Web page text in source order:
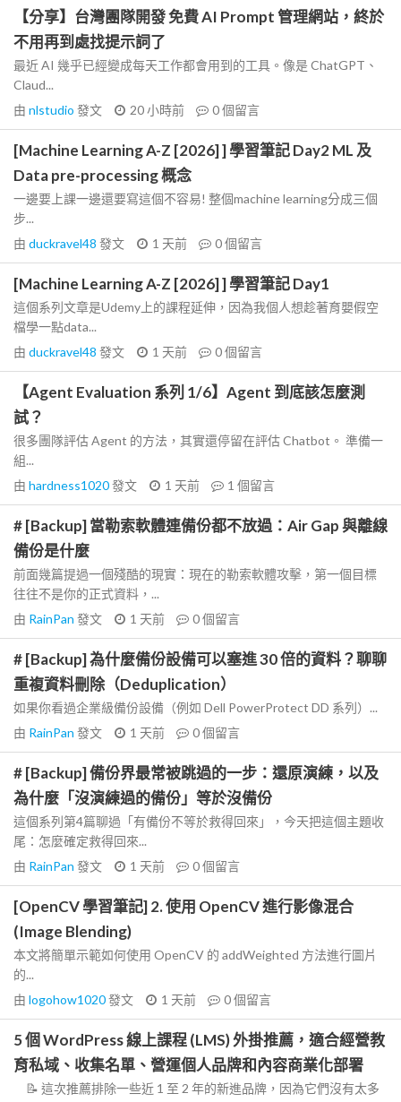
【分享】台灣團隊開發 免費 AI Prompt 管理網站，終於
不用再到處找提示詞了
最近 AI 幾乎已經變成每天工作都會用到的工具。像是 ChatGPT、
Claud...
由 nlstudio 發文 20 小時前 0個留言
[Machine Learning A-Z [2026] ] 學習筆記 Day2 ML 及
Data pre-processing 概念
一邊要上課一邊還要寫這個不容易! 整個machine learning分成三個
步...
由 duckravel48 發文 1 天前 0個留言
[Machine Learning A-Z [2026] ] 學習筆記 Day1
這個系列文章是Udemy上的課程延伸，因為我個人想趁著育嬰假空
檔學一點data...
由 duckravel48 發文 1 天前 0個留言
【Agent Evaluation 系列 1/6】Agent 到底該怎麼測
試？
很多團隊評估 Agent 的方法，其實還停留在評估 Chatbot。 準備一
組...
由 hardness1020發文 1 天前 1 個留言
# [Backup] 當勒索軟體連備份都不放過：Air Gap 與離線
備份是什麼
前面幾篇提過一個殘酷的現實：現在的勒索軟體攻擊，第一個目標
往往不是你的正式資料，...
由 RainPan 發文 1 天前 0個留言
# [Backup] 為什麼備份設備可以塞進 30 倍的資料？聊聊
重複資料刪除（Deduplication）
如果你看過企業級備份設備（例如 Dell PowerProtect DD 系列）...
由 RainPan 發文 1 天前 0個留言
# [Backup] 備份界最常被跳過的一步：還原演練，以及
為什麼「沒演練過的備份」等於沒備份
這個系列第4篇聊過「有備份不等於救得回來」，今天把這個主題收
尾：怎麼確定救得回來...
由 RainPan 發文 1 天前 0個留言
[OpenCV 學習筆記] 2. 使用 OpenCV 進行影像混合
(Image Blending)
本文將簡單示範如何使用 OpenCV 的 addWeighted 方法進行圖片
的...
由 logohow1020發文 1 天前 0個留言
5 個 WordPress 線上課程 (LMS) 外掛推薦，適合經營教
育私域、收集名單、營運個人品牌和內容商業化部署
📝 這次推薦排除一些近 1 至 2 年的新進品牌，因為它們沒有太多